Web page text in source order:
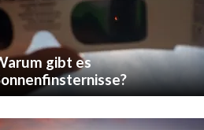
gibt es